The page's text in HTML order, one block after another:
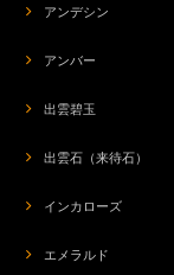
アンデシン
アンバー
出雲碧玉
出雲石（来待石）
インカローズ
エメラルド